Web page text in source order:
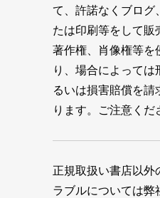
て、許諾なくブログ
たは印刷等をして販
著作権、肖像権等を
り、場合によっては
るいは損害賠償を請
ります。ご注意くだ
正規取扱い書店以外
ラブルについては弊